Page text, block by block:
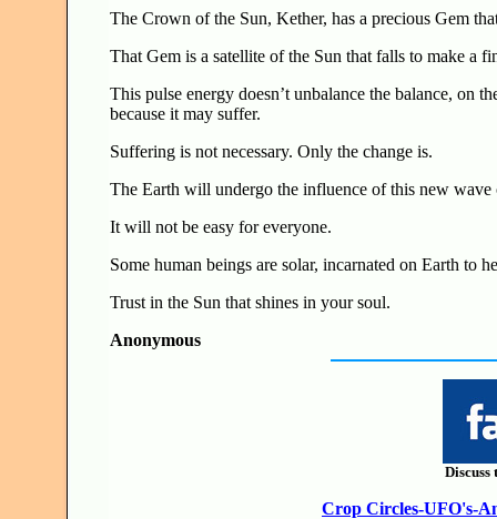
The Crown of the Sun, Kether, has a precious Gem
That Gem is a satellite of the Sun that falls to make a
This pulse energy doesn’t unbalance the balance, on
because it may suffer.
Suffering is not necessary. Only the change is.
The Earth will undergo the influence of this new
It will not be easy for everyone.
Some human beings are solar, incarnated on Earth to
Trust in the Sun that shines in your soul.
Anonymous
Discuss
Crop Circles-UFO's-